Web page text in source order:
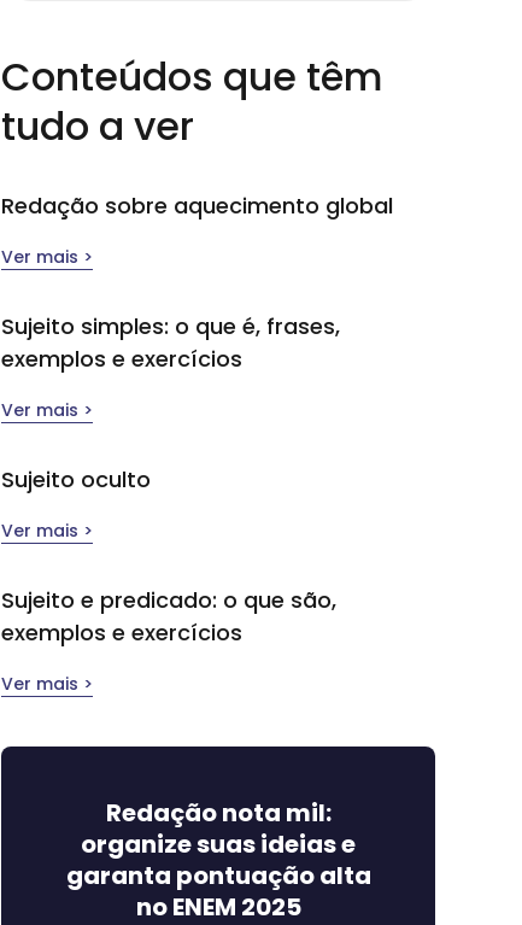
Conteúdos que têm
tudo a ver
Redação sobre aquecimento global
Ver mais >
Sujeito simples​: o que é, frases,
exemplos e exercícios
Ver mais >
Sujeito oculto
Ver mais >
Sujeito e predicado: o que são,
exemplos e exercícios
Ver mais >
Redação nota mil:
organize suas ideias e
garanta pontuação alta
no ENEM 2025